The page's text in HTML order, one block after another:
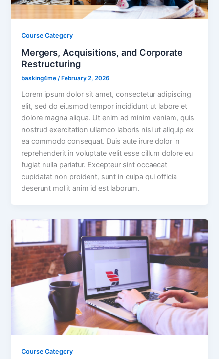
Course Category
Mergers, Acquisitions, and Corporate
Restructuring
basking4me/ February 2, 2026
Lorem ipsum dolor sit amet, consectetur adipiscing
elit, sed do eiusmod tempor incididunt ut labore et
dolore magna aliqua. Ut enim ad minim veniam, quis
nostrud exercitation ullamco laboris nisi ut aliquip ex
ea commodo consequat. Duis aute irure dolor in
reprehenderit in voluptate velit esse cillum dolore eu
fugiat nulla pariatur. Excepteur sint occaecat
cupidatat non proident, sunt in culpa qui officia
deserunt mollit anim id est laborum.
Course Category